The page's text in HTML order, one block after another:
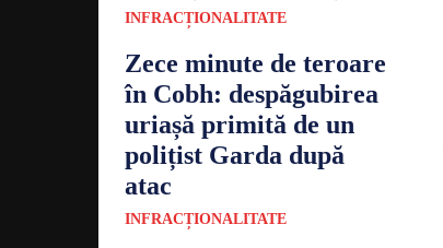
INFRACȚIONALITATE
Zece minute de teroare
în Cobh: despăgubirea
uriașă primită de un
polițist Garda după
atac
INFRACȚIONALITATE